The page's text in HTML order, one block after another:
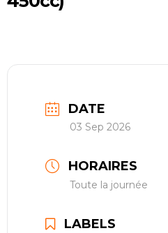
DATE
03 Sep 2026
HORAIRES
Toute la journée
LABELS